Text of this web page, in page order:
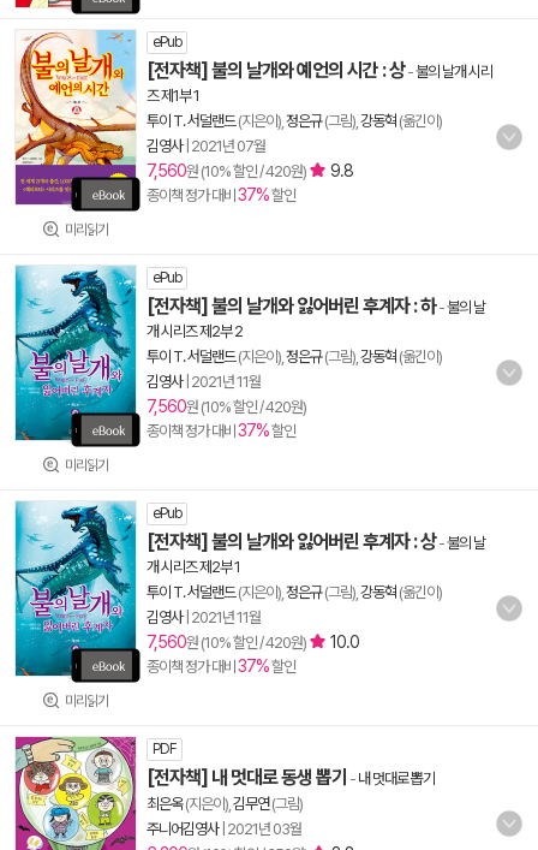
미리읽기
ePub
[전자책] 불의 날개와 예언의 시간 : 상-불의 날개 시리
즈 제1부 1
투이 T. 서덜랜드(지은이), 정은규(그림), 강동혁 (옮긴이)
김영사| 2021년 07월
7,560원 (10% 할인 / 420원) 9.8
종이책 정가 대비 37%할인
미리읽기
ePub
[전자책] 불의 날개와 잃어버린 후계자 : 하-불의 날
개 시리즈 제2부 2
투이 T. 서덜랜드(지은이), 정은규(그림), 강동혁 (옮긴이)
김영사| 2021년 11월
7,560원 (10% 할인 / 420원)
종이책 정가 대비 37%할인
미리읽기
ePub
[전자책] 불의 날개와 잃어버린 후계자 : 상-불의 날
개 시리즈 제2부 1
투이 T. 서덜랜드(지은이), 정은규(그림), 강동혁 (옮긴이)
김영사| 2021년 11월
7,560원 (10% 할인 / 420원) 10.0
종이책 정가 대비 37%할인
PDF
[전자책] 내 멋대로 동생 뽑기 - 내 멋대로 뽑기
최은옥(지은이), 김무연(그림)
주니어김영사| 2021년 03월